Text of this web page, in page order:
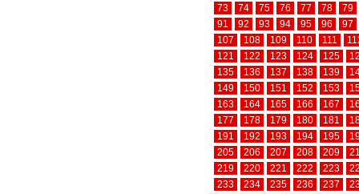
73
74 75 76 77 78
79
91
92 93 94 95 96
97
107
108 109 110 111
121
122 123 124 125
135
136 137 138 139
149
150 151 152 153
163
164 165 166 167
177
178 179 180 181
191
192 193 194 195
205
206 207 208 209
219
220 221 222 223
233
234 235 236 237